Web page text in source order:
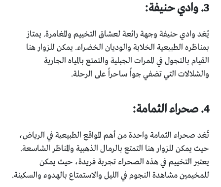
3. وادي حنيفة:
يُعَد وادي حنيفة وجهة رائعة لعشاق التخييم والمغامرة. يمتاز
بمناظره الطبيعية الخلابة والوديان الخضراء. يمكن للزوار هنا
القيام بالتجول في الممرات الجبلية والتمتع بالمياه الجارية
والشلالات التي تضفي جواً ساحراً على الرحلة.
4. صحراء الثمامة:
تُعَد صحراء الثمامة واحدة من أهم المواقع الطبيعية في الرياض،
حيث يمكن للزوار هنا التمتع بالرمال الذهبية والمناظر الشاسعة.
يعتبر التخييم في هذه الصحراء تجربة فريدة، حيث يمكن
للمخيمين مشاهدة النجوم في الليل والاستمتاع بالهدوء والسكينة.